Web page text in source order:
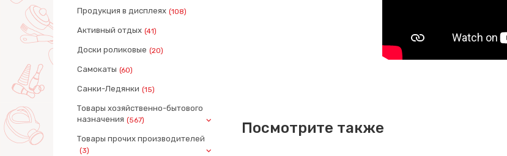
Продукция в дисплеях (108)
Активный отдых (41)
Доски роликовые (20)
Самокаты (60)
Санки-Ледянки (15)
Товары хозяйственно-бытового
назначения (567)
Товары прочих производителей
(3)
Посмотрите также